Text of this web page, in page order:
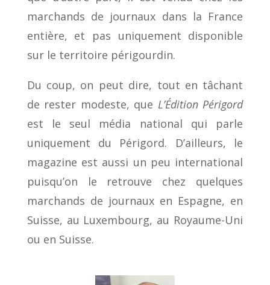
marchands de journaux dans la France
entière, et pas uniquement disponible
sur le territoire périgourdin.
Du coup, on peut dire, tout en tâchant
de rester modeste, que L’Édition Périgord
est le seul média national qui parle
uniquement du Périgord. D’ailleurs, le
magazine est aussi un peu international
puisqu’on le retrouve chez quelques
marchands de journaux en Espagne, en
Suisse, au Luxembourg, au Royaume-Uni
ou en Suisse.